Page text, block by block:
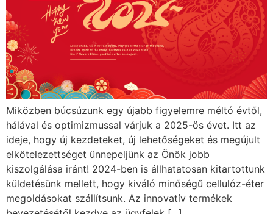
Miközben búcsúzunk egy újabb figyelemre méltó évtől,
hálával és optimizmussal várjuk a 2025-ös évet. Itt az
ideje, hogy új kezdeteket, új lehetőségeket és megújult
elkötelezettséget ünnepeljünk az Önök jobb
kiszolgálása iránt! 2024-ben is állhatatosan kitartottunk
küldetésünk mellett, hogy kiváló minőségű cellulóz-éter
megoldásokat szállítsunk. Az innovatív termékek